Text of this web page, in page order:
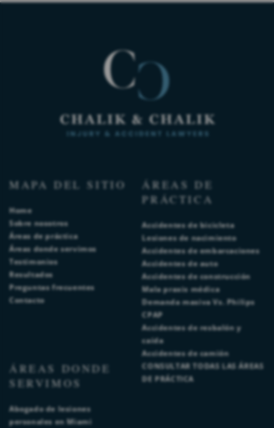
MAPA DEL SITIO
Home
Sobre nosotros
Áreas de práctica
Áreas donde servimos
Testimonios
Resultados
Preguntas frecuentes
Contacto
ÁREAS DE
PRÁCTICA
Accidentes de bicicleta
Lesiones de nacimiento
Accidentes de embarcaciones
Accidentes de auto
Accidentes de construcción
Mala praxis médica
Demanda masiva Vs. Philips
CPAP
Accidentes de resbalón y
caída
Accidentes de camión
CONSULTAR TODAS LAS ÁREAS
DE PRÁCTICA
ÁREAS DONDE
SERVIMOS
Abogado de lesiones
personales en Miami